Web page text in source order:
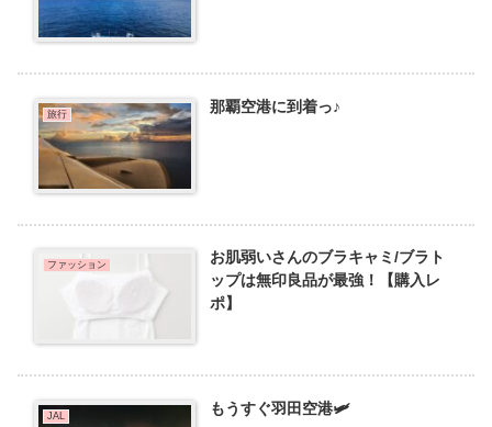
旅行 那覇空港に到着っ♪
ファッション
お肌弱いさんのブラキャミ/ブラト
ップは無印良品が最強！【購入レ
ポ】
JAL もうすぐ羽田空港🛩️